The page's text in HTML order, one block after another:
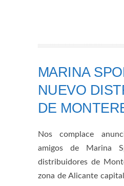
MARINA
NUEVO
DE
Nos complace
amigos de Marina
distribuidores de
zona de Alicante